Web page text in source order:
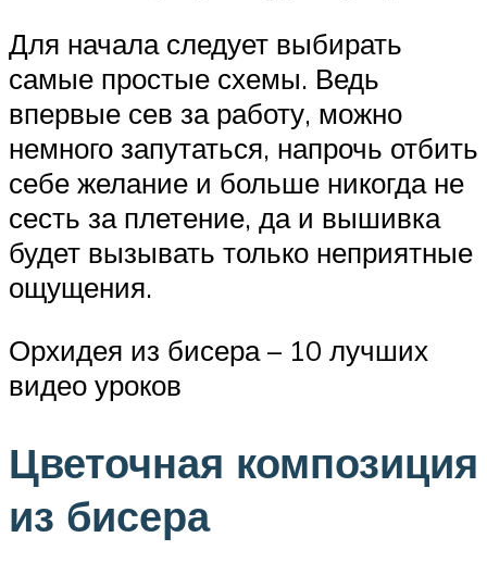
Для начала следует выбирать
самые простые схемы. Ведь
впервые сев за работу, можно
немного запутаться, напрочь отбить
себе желание и больше никогда не
сесть за плетение, да и вышивка
будет вызывать только неприятные
ощущения.
Орхидея из бисера – 10 лучших
видео уроков
Цветочная композиция
из бисера